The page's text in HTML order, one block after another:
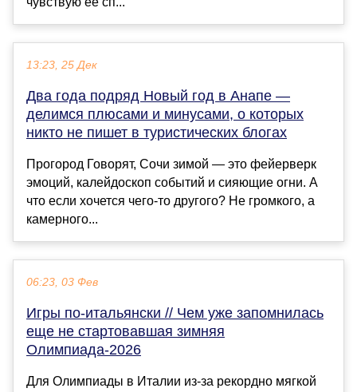
13:23, 25 Дек
Два года подряд Новый год в Анапе —
делимся плюсами и минусами, о которых
никто не пишет в туристических блогах
Прогород Говорят, Сочи зимой — это фейерверк
эмоций, калейдоскоп событий и сияющие огни. А
что если хочется чего-то другого? Не громкого, а
камерного...
06:23, 03 Фев
Игры по-итальянски // Чем уже запомнилась
еще не стартовавшая зимняя
Олимпиада-2026
Для Олимпиады в Италии из-за рекордно мягкой